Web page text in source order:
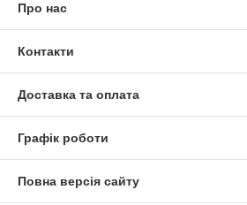
Про нас
Контакти
Доставка та оплата
Графік роботи
Повна версія сайту